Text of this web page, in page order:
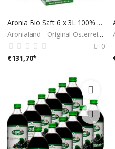
Aronia Bio Saft 6 x 3L 100% aus Österreich
Aronialand - Original Österreich
0
€131,70*